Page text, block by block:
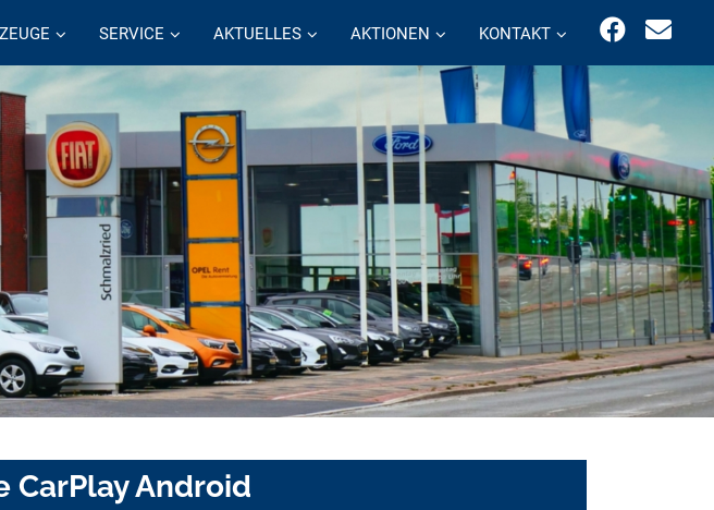
SERVICE AKTUELLES AKTIONEN KONTAKT
CarPlay Android